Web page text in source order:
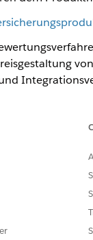
lesen und
LÖSEN?